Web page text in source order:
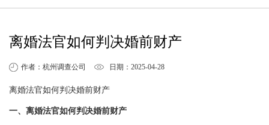
离婚法官如何判决婚前财产
作者：杭州调查公司 日期：2025-04-28
离婚法官如何判决婚前财产
一、离婚法官如何判决婚前财产